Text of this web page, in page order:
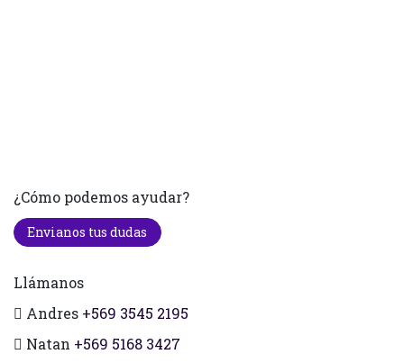
¿Cómo podemos ayudar?
Envianos tus dudas
Llámanos
Andres +569 3545 2195
Natan +569 5168 3427